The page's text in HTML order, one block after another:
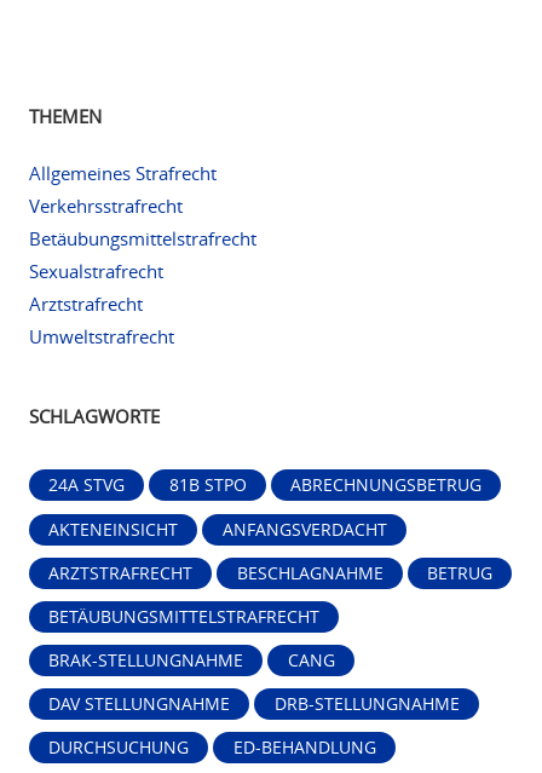
THEMEN
Allgemeines Strafrecht
Verkehrsstrafrecht
Betäubungsmittelstrafrecht
Sexualstrafrecht
Arztstrafrecht
Umweltstrafrecht
SCHLAGWORTE
24A STVG 81B STPO ABRECHNUNGSBETRUG
AKTENEINSICHT ANFANGSVERDACHT
ARZTSTRAFRECHT BESCHLAGNAHME BETRUG
BETÄUBUNGSMITTELSTRAFRECHT
BRAK-STELLUNGNAHME CANG
DAV STELLUNGNAHME DRB-STELLUNGNAHME
DURCHSUCHUNG ED-BEHANDLUNG